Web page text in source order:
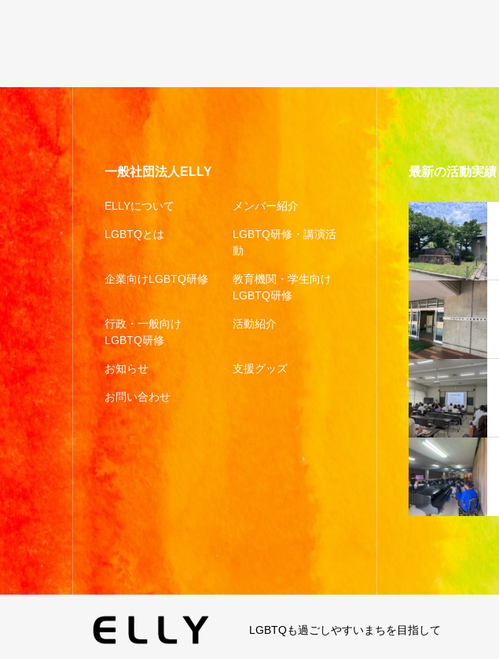
一般社団法人ELLY
ELLYについて メンバー紹介
LGBTQとは
LGBTQ研修・講演活
動
企業向けLGBTQ研修
教育機関・学生向け
LGBTQ研修
行政・一般向け
LGBTQ研修
活動紹介
お知らせ 支援グッズ
お問い合わせ
最新の活動実績
LGBTQも過ごしやすいまちを目指して